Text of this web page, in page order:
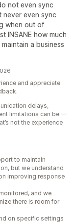
not even sync
never even sync
when out of
INSANE how much
a business
and appreciate
delays,
limitations can be —
not the experience
to maintain
but we understand
improving response
and we
there is room for
on specific settings